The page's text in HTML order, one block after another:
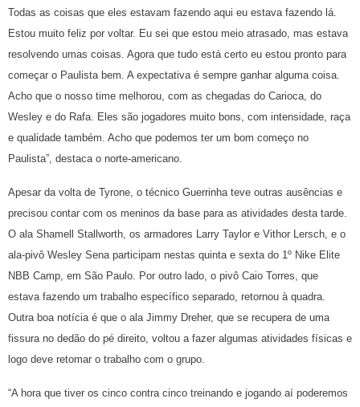
Todas as coisas que eles estavam fazendo aqui eu estava fazendo lá.
Estou muito feliz por voltar. Eu sei que estou meio atrasado, mas estava
resolvendo umas coisas. Agora que tudo está certo eu estou pronto para
começar o Paulista bem. A expectativa é sempre ganhar alguma coisa.
Acho que o nosso time melhorou, com as chegadas do Carioca, do
Wesley e do Rafa. Eles são jogadores muito bons, com intensidade, raça
e qualidade também. Acho que podemos ter um bom começo no
Paulista”, destaca o norte-americano.
Apesar da volta de Tyrone, o técnico Guerrinha teve outras ausências e
precisou contar com os meninos da base para as atividades desta tarde.
O ala Shamell Stallworth, os armadores Larry Taylor e Vithor Lersch, e o
ala-pivô Wesley Sena participam nestas quinta e sexta do 1º Nike Elite
NBB Camp, em São Paulo. Por outro lado, o pivô Caio Torres, que
estava fazendo um trabalho específico separado, retornou à quadra.
Outra boa notícia é que o ala Jimmy Dreher, que se recupera de uma
fissura no dedão do pé direito, voltou a fazer algumas atividades físicas e
logo deve retomar o trabalho com o grupo.
“A hora que tiver os cinco contra cinco treinando e jogando aí poderemos